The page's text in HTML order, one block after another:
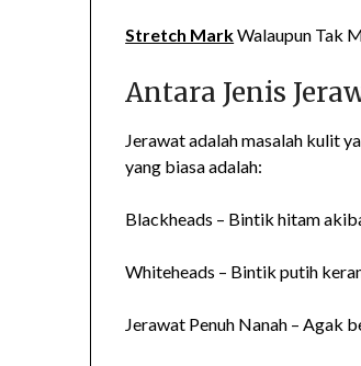
Stretch MarkWalaupun Tak
Antara Jenis
Jerawat adalah masalah kulit
yang biasa adalah:
Blackheads – Bintik hitam
Whiteheads – Bintik putih
Jerawat Penuh Nanah – Agak